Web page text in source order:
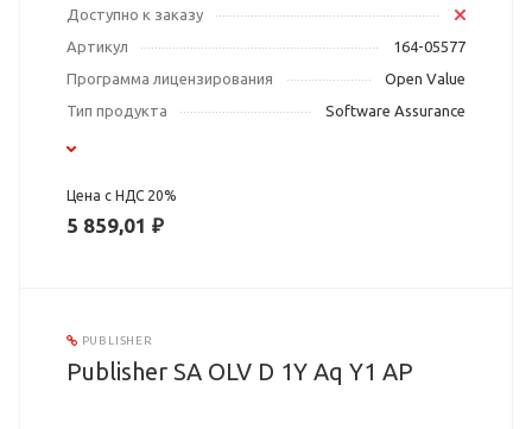
Доступно к заказу
Артикул
164-05577
Программа лицензирования
Open Value
Тип продукта
Software Assurance
Цена с НДС 20%
5 859,01 ₽
PUBLISHER
Publisher SA OLV D 1Y Aq Y1 AP